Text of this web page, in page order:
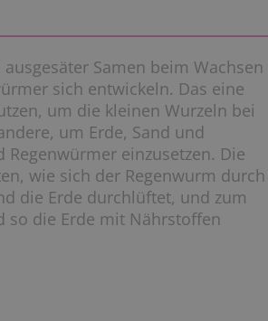
Samen beim Wachsen
sich entwickeln. Das eine
um die kleinen Wurzeln bei
um Erde, Sand und
einzusetzen. Die
wie sich der Regenwurm durch
die Erde durchlüftet, und zum
so die Erde mit Nährstoffen